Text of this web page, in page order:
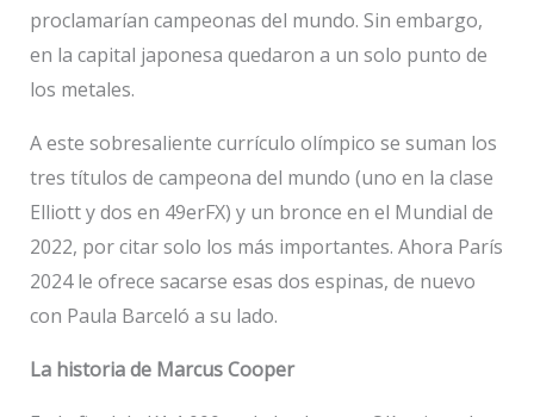
proclamarían campeonas del mundo. Sin embargo,
en la capital japonesa quedaron a un solo punto de
los metales.
A este sobresaliente currículo olímpico se suman los
tres títulos de campeona del mundo (uno en la clase
Elliott y dos en 49erFX) y un bronce en el Mundial de
2022, por citar solo los más importantes. Ahora París
2024 le ofrece sacarse esas dos espinas, de nuevo
con Paula Barceló a su lado.
La historia de Marcus Cooper